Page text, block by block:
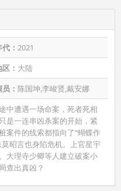
： 2021
： 大陆
： 陈国坤,李峻贤,戴安娜
中遭遇一场命案，死者死相
是一连串凶杀案的开始，紧
案件的线索都指向了“蝴蝶作
昭言也身陷危机。上官星宇
大理寺少卿等人建立破案小
查出真凶？